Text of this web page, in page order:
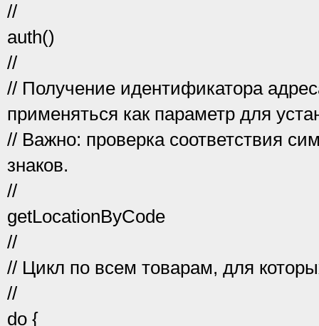
//
auth()
//
// Получение идентификатора
применяться как параметр для
// Важно: проверка соответствия
знаков.
//
getLocationByCode
//
// Цикл по всем товарам, для
//
do {